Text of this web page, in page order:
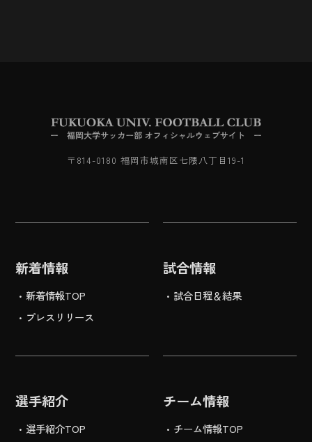
〒814-0180 福岡市城南区七隈八丁目19-1
新着情報
新着情報TOP
プレスリリース
試合情報
試合日程＆結果
選手紹介
選手紹介TOP
チーム情報
チーム情報TOP